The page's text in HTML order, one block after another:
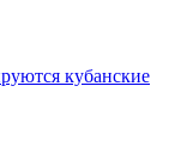
кубанские